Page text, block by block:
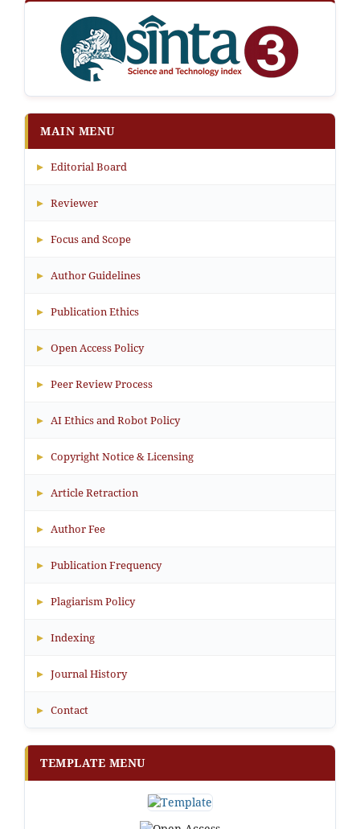
MAIN MENU
▸ Editorial Board
▸ Reviewer
▸ Focus and Scope
▸ Author Guidelines
▸ Publication Ethics
▸ Open Access Policy
▸ Peer Review Process
▸ AI Ethics and Robot Policy
▸ Copyright Notice & Licensing
▸ Article Retraction
▸ Author Fee
▸ Publication Frequency
▸ Plagiarism Policy
▸ Indexing
▸ Journal History
▸ Contact
TEMPLATE MENU